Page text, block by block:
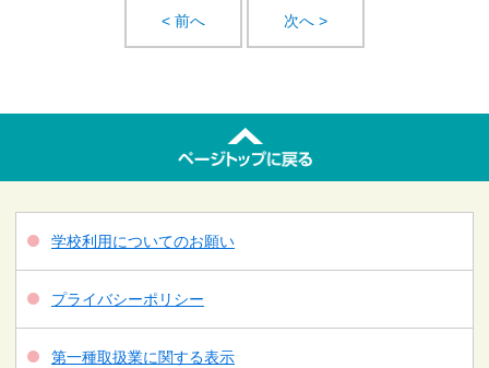
< 前へ 次へ >
学校利用についてのお願い
プライバシーポリシー
第一種取扱業に関する表示